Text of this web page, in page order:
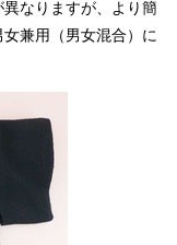
なりますが、より簡
兼用（男女混合）に